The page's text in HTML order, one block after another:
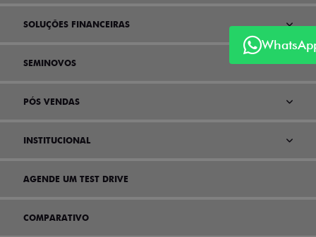
SOLUÇÕES FINANCEIRAS
SEMINOVOS
PÓS VENDAS
INSTITUCIONAL
AGENDE UM TEST DRIVE
COMPARATIVO